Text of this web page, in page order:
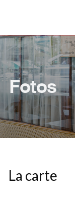
Fotos
La carte